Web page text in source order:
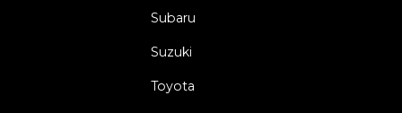
Subaru
Suzuki
Toyota